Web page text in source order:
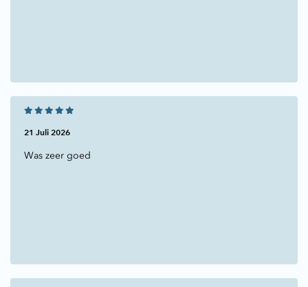
21 Juli 2026
Was zeer goed